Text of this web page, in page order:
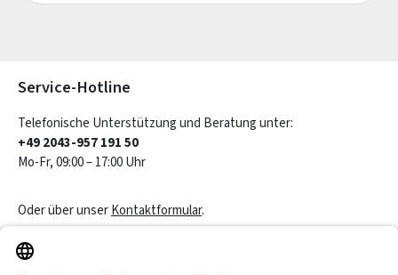
Service-Hotline
Telefonische Unterstützung und Beratung unter:
+49 2043-957 191 50
Mo-Fr, 09:00 – 17:00 Uhr
Oder über unserKontaktformular.